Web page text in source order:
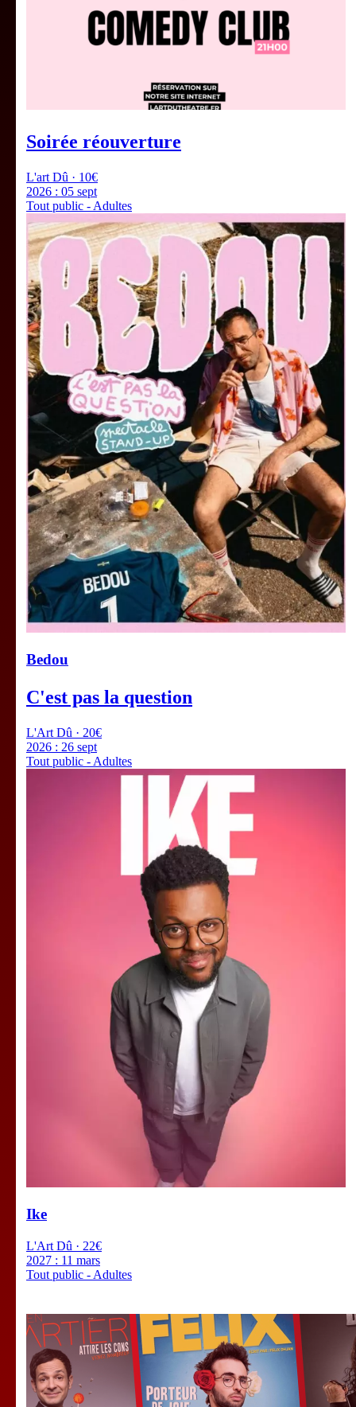
Soirée réouverture
L'art Dû · 10€
2026 : 05 sept
Tout public - Adultes
Bedou
C'est pas la question
L'Art Dû · 20€
2026 : 26 sept
Tout public - Adultes
Ike
L'Art Dû · 22€
2027 : 11 mars
Tout public - Adultes